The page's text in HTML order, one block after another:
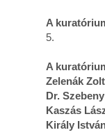
A
5.
A
Zelenák
Dr.
Kaszás
Király